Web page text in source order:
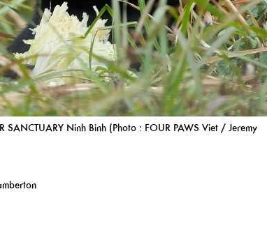
SANCTUARY Ninh Binh (Photo : FOUR PAWS Viet / Jeremy